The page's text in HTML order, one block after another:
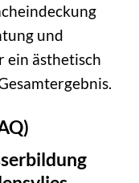
und
ein ästhetisch